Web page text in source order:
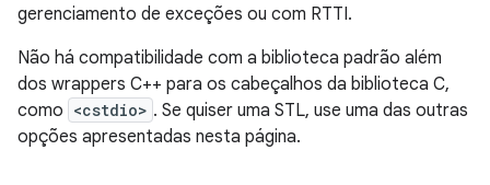
gerenciamento de exceções ou com RTTI.
Não há compatibilidade com a biblioteca padrão além
dos wrappers C++ para os cabeçalhos da biblioteca C,
como <cstdio> . Se quiser uma STL, use uma das outras
opções apresentadas nesta página.